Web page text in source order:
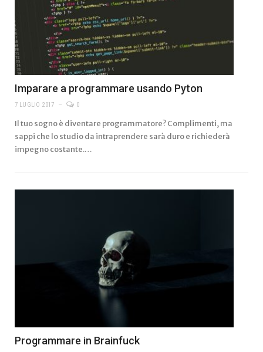
Imparare a programmare usando Pyton
7 LUGLIO 2017 0
Il tuo sogno è diventare programmatore? Complimenti, ma
sappi che lo studio da intraprendere sarà duro e richiederà
impegno costante.…
Programmare in Brainfuck